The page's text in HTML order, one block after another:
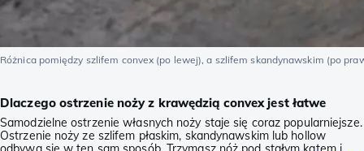
Różnica pomiędzy szlifem convex (po lewej), a szlifem skandynawskim (po
Dlaczego ostrzenie noży z krawędzią convex jest łatwe
Samodzielne ostrzenie własnych noży staje się coraz popularniejsze.
Ostrzenie noży ze szlifem płaskim, skandynawskim lub hollow